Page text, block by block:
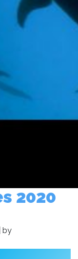
2020
by